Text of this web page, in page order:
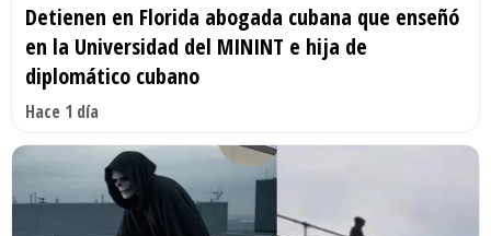
Detienen en Florida abogada cubana que enseñó
en la Universidad del MININT e hija de
diplomático cubano
Hace 1 día